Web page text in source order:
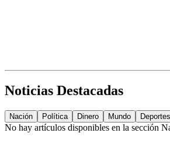
Noticias Destacadas
Nación Política Dinero Mundo Deportes
No hay artículos disponibles en la sección